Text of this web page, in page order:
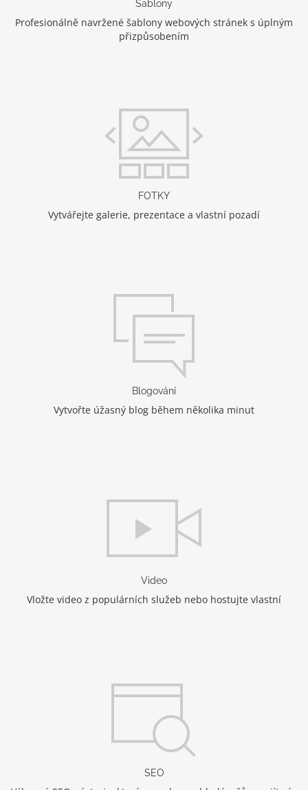
Šablony
Profesionálně navržené šablony webových stránek s úplným
přizpůsobením
FOTKY
Vytvářejte galerie, prezentace a vlastní pozadí
Blogování
Vytvořte úžasný blog během několika minut
Video
Vložte video z populárních služeb nebo hostujte vlastní
SEO